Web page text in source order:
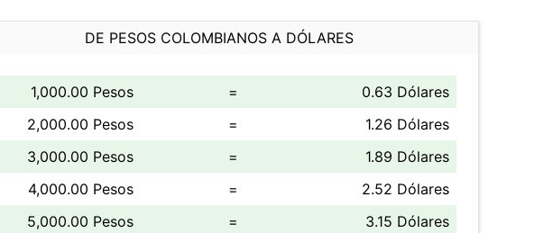
DE PESOS COLOMBIANOS A DÓLARES
1,000.00 Pesos =
0.63 Dólares
2,000.00 Pesos
=
1.26 Dólares
3,000.00 Pesos
=
1.89 Dólares
4,000.00 Pesos
=
2.52 Dólares
5,000.00 Pesos
=
3.15 Dólares